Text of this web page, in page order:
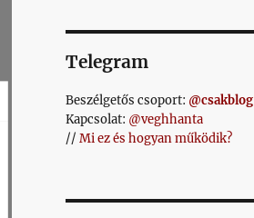
Telegram
Beszélgetős csoport: @csakblog
Kapcsolat: @veghhanta
// Mi ez és hogyan működik?